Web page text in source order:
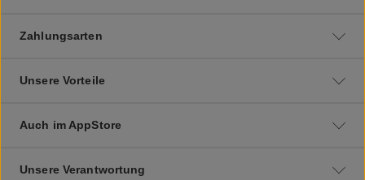
Zahlungsarten
Unsere Vorteile
Auch im AppStore
Unsere Verantwortung